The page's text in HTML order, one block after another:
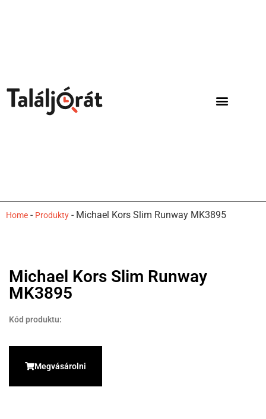
Home - Produkty - Michael Kors Slim Runway MK3895
Michael Kors Slim Runway
MK3895
Kód produktu:
Megvásárolni